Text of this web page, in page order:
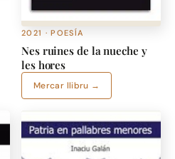
2021 · POESÍA
Nes ruines de la nueche y
les hores
Mercar llibru →